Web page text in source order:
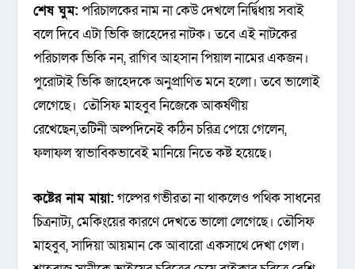
শেষ ঘুম: পরিচালকের নাম না কেউ দেখলে নির্দ্বিধায় সবাই
বলে দিবে এটা ভিকি জাহেদের নাটক। তবে এই নাটকের
পরিচালক ভিকি নন, রাগিব আহসান পিয়াল নামের একজন।
পুরোটাই ভিকি জাহেদকে অনুপ্রাণিত মনে হলো। তবে ভালোই
লেগেছে। তৌসিফ মাহবুব নিজেকে আকর্ষণীয়
রেখেছেন,তটিনী অল্পদিনেই কঠিন চরিত্র পেয়ে গেলেন,
ফলাফল স্বাভাবিকভাবেই মানিয়ে নিতে কষ্ট হয়েছে।
কষ্টের নাম মায়া: গল্পের গভীরতা না থাকলেও পথিক সাধনের
চিত্রনাট্য, মেকিংয়ের কারণে দেখতে ভালো লেগেছে। তৌসিফ
মাহবুব, সাদিয়া আয়মান কে আবারো একসাথে দেখা গেল।